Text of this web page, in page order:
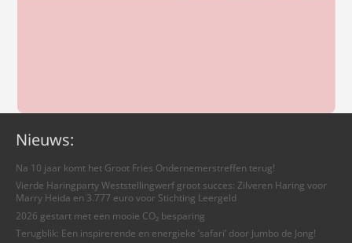
Nieuws:
Na 10 jaar komt het Groot Fries Ondernemerstreffen terug!
Vierde Haringparty Weststellingwerf groot succes: Zilveren Haring voor
Marry Heida en 3.777 euro voor Stichting Leergeld
2026 gestart met een mooie CO₂ besparing
Terugblik: Een inspirerende en energieke ‘safari’ door Jumbo de Jong!